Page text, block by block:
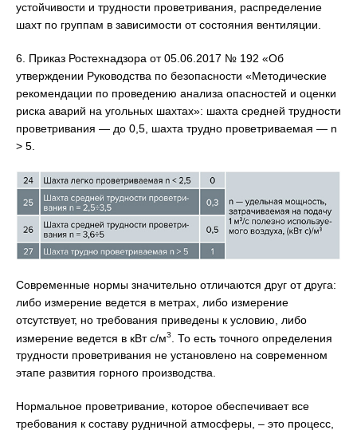
устойчивости и трудности проветривания, распределение
шахт по группам в зависимости от состояния вентиляции.
6. Приказ Ростехнадзора от 05.06.2017 № 192 «Об
утверждении Руководства по безопасности «Методические
рекомендации по проведению анализа опасностей и оценки
риска аварий на угольных шахтах»: шахта средней трудности
проветривания — до 0,5, шахта трудно проветриваемая — n
> 5.
Современные нормы значительно отличаются друг от друга:
либо измерение ведется в метрах, либо измерение
отсутствует, но требования приведены к условию, либо
измерение ведется в кВт с/м3
. То есть точного определения
трудности проветривания не установлено на современном
этапе развития горного производства.
Нормальное проветривание, которое обеспечивает все
требования к составу рудничной атмосферы, – это процесс,